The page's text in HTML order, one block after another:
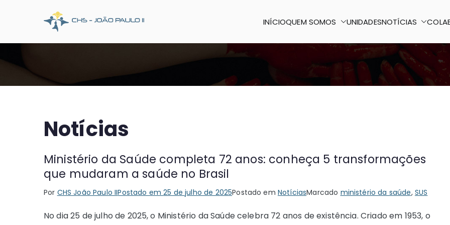
CHS João Paulo II
INÍCIOQUEM SOMOS UNIDADESNOTÍCIAS
Notícias
Ministério da Saúde completa 72 anos: conheça 5 transformações
que mudaram a saúde no Brasil
Por CHS João Paulo IIPostado em25 de julho de 2025Postado em NotíciasMarcado ministério da saúde, SUS
No dia 25 de julho de 2025, o Ministério da Saúde celebra 72 anos de existência. Criado em 1953, o